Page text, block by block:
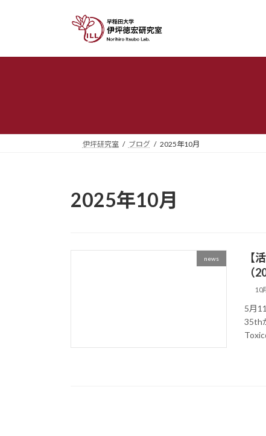
プ
動
伊坪研究室 ブログ 2025年10月
2025年10月
news
【
（
10
5月
35th